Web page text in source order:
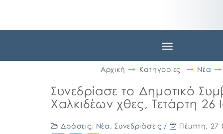
Toggle
Αρχική
Κατηγορίες Νέα
Συνεδρίασε το Δημοτικό
Χαλκιδέων χθες, Τετάρτη 26
Δράσεις, Νέα ,Συνεδριάσεις / Πέμπτη, 27